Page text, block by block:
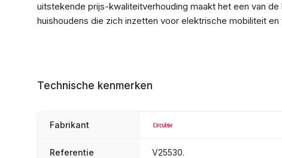
uitstekende prijs-kwaliteitverhouding maakt het een van
huishoudens die zich inzetten voor elektrische mobiliteit
Technische kenmerken
Fabrikant
Referentie V25530.